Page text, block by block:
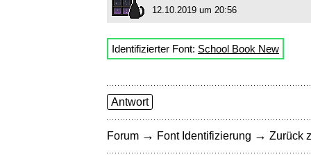
12.10.2019 um 20:56
Identifizierter Font: School Book New
Antwort
Forum → Font Identifizierung → Zurück